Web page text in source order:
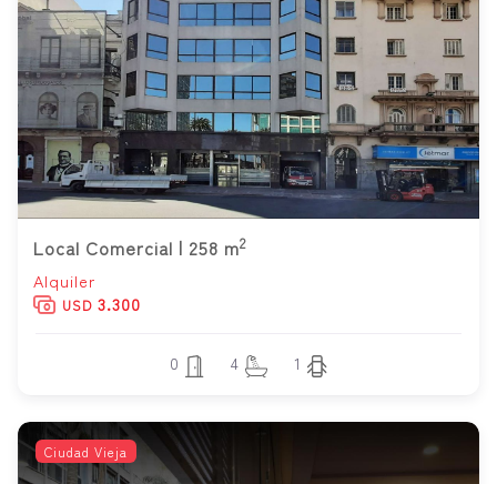
Local Comercial | 258 m2
Alquiler
USD 3.300
0 4 1
Ciudad Vieja